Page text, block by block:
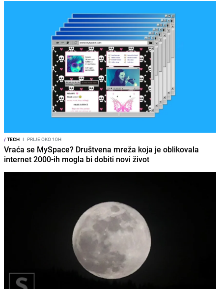
/TECH I PRIJE OKO 10H
Vraća se MySpace? Društvena mreža koja je oblikovala
internet 2000-ih mogla bi dobiti novi život